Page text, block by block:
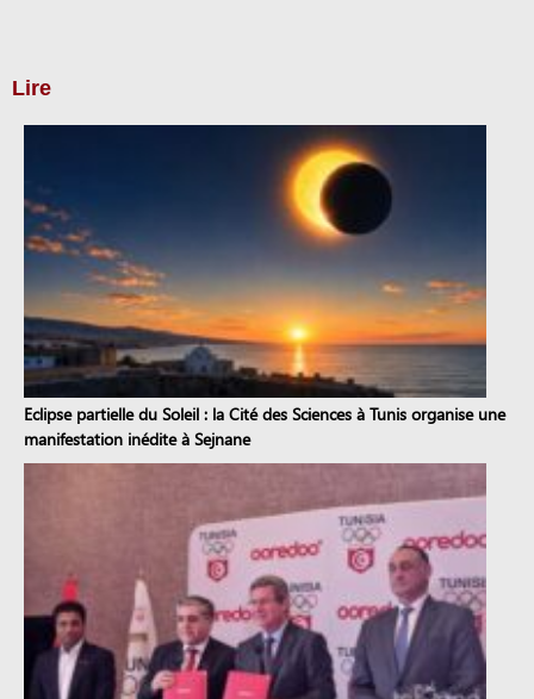
Lire
Eclipse partielle du Soleil : la Cité des Sciences à Tunis organise une
manifestation inédite à Sejnane